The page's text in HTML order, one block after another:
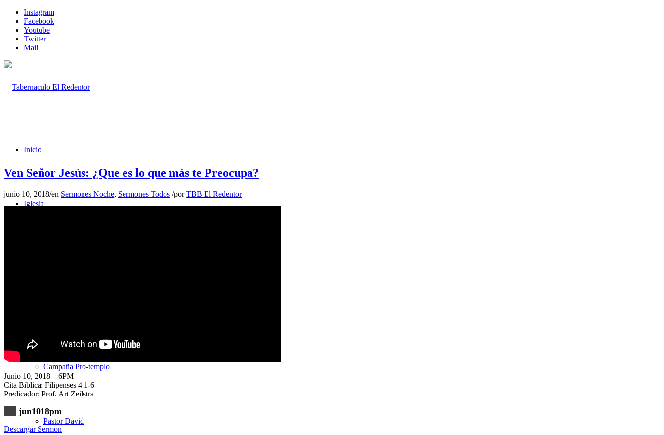
Instagram
Facebook
Youtube
Twitter
Mail
Inicio
Iglesia
Campaña Pro-templo
Pastor David
Ven Señor Jesús: ¿Que es lo que más te Preocupa?
junio 10, 2018/en Sermones Noche, Sermones Todos /porTBB El Redentor
Junio 10, 2018 – 6PM
Cita Biblica: Filipenses 4:1-6
Predicador: Prof. Art Zeilstra
jun1018pm
Descargar Sermon